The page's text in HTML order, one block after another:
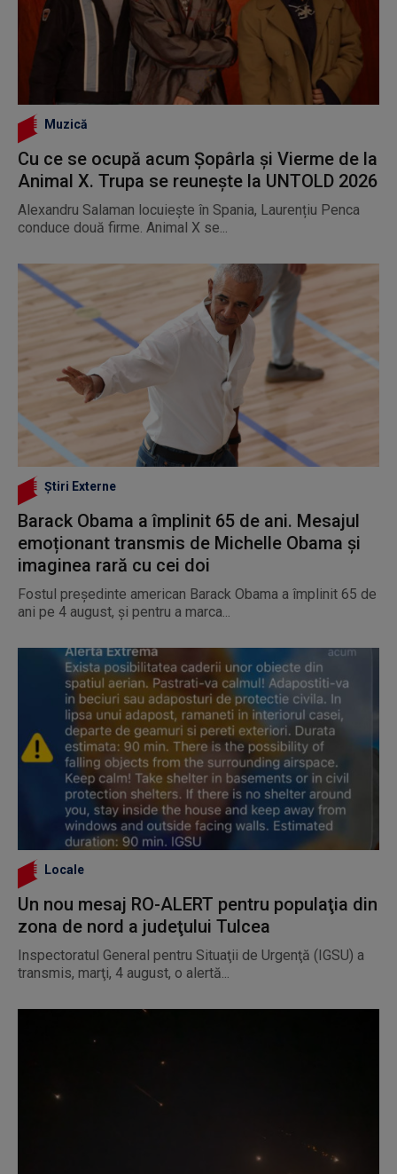
Muzică
Cu ce se ocupă acum Șopârla și Vierme de la
Animal X. Trupa se reunește la UNTOLD 2026
Alexandru Salaman locuiește în Spania, Laurențiu Penca
conduce două firme. Animal X se...
Știri Externe
Barack Obama a împlinit 65 de ani. Mesajul
emoționant transmis de Michelle Obama și
imaginea rară cu cei doi
Fostul președinte american Barack Obama a împlinit 65 de
ani pe 4 august, și pentru a marca...
Locale
Un nou mesaj RO-ALERT pentru populaţia din
zona de nord a judeţului Tulcea
Inspectoratul General pentru Situaţii de Urgenţă (IGSU) a
transmis, marţi, 4 august, o alertă...